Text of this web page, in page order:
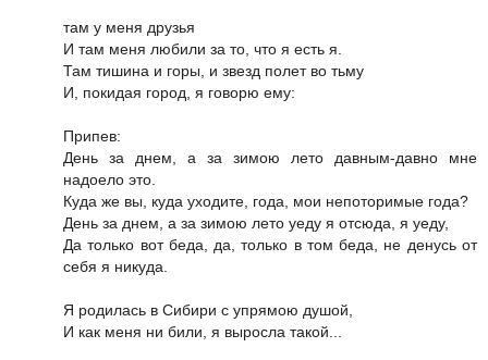
там у меня друзья
И там меня любили за то, что я есть я.
Там тишина и горы, и звезд полет во тьму
И, покидая город, я говорю ему:
Припев:
День за днем, а за зимою лето давным-давно мне
надоело это.
Куда же вы, куда уходите, года, мои непоторимые года?
День за днем, а за зимою лето уеду я отсюда, я уеду,
Да только вот беда, да, только в том беда, не денусь от
себя я никуда.
Я родилась в Сибири с упрямою душой,
И как меня ни били, я выросла такой...